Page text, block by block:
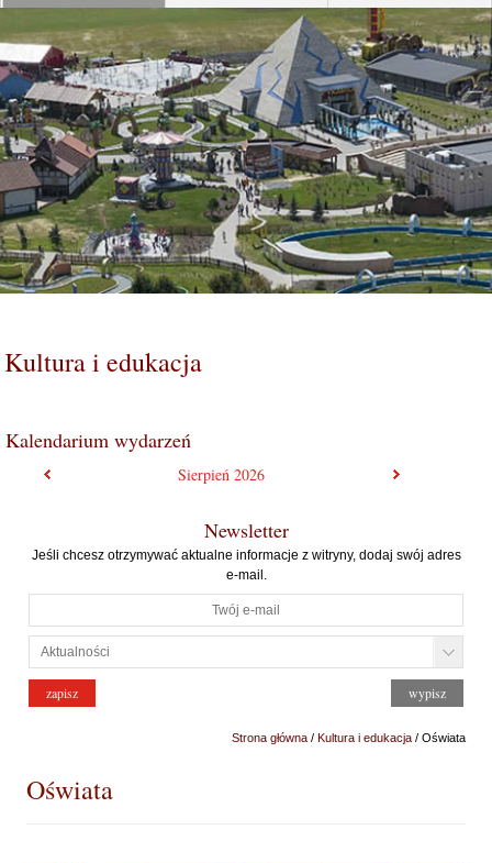
Kultura i edukacja
Kalendarium wydarzeń
Sierpień2026
Newsletter
Jeśli chcesz otrzymywać aktualne informacje z witryny, dodaj swój adres
e-mail.
Strona główna/ Kultura i edukacja/ Oświata
Oświata